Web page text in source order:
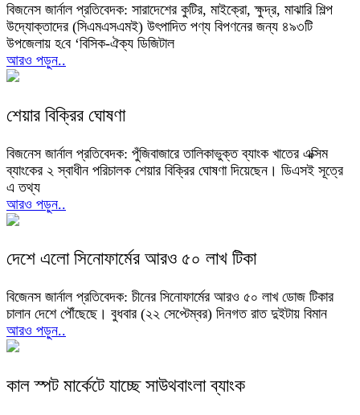
বিজনেস জার্নাল প্রতিবেদক: সারাদেশের কুটির, মাইক্রো, ক্ষুদ্র, মাঝারি শিল্প
উদ্যোক্তাদের (সিএমএসএমই) উৎপাদিত পণ্য বিপণনের জন্য ৪৯৩টি
উপজেলায় হ‌বে ‘বিসিক-ঐক্য ডিজিটাল
আরও পড়ুন..
শেয়ার বিক্রির ঘোষণা
বিজনেস জার্নাল প্রতিবেদক: পুঁজিবাজারে তালিকাভুক্ত ব্যাংক খাতের এক্সিম
ব্যাংকের ২ স্বাধীন পরিচালক শেয়ার বিক্রির ঘোষণা দিয়েছেন। ডিএসই সূত্রে
এ তথ্য
আরও পড়ুন..
দেশে এলো সিনোফার্মের আরও ৫০ লাখ টিকা
বিজেনস জার্নাল প্রতিবেদক: চীনের সিনোফার্মের আরও ৫০ লাখ ডোজ টিকার
চালান দেশে পৌঁছেছে। বুধবার (২২ সেপ্টেম্বর) দিনগত রাত দুইটায় বিমান
আরও পড়ুন..
কাল স্পট মার্কেটে যাচ্ছে সাউথবাংলা ব্যাংক